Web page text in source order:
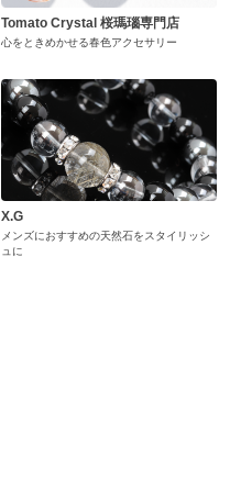
Tomato Crystal 桜瑪瑙専門店
心をときめかせる春色アクセサリー
X.G
メンズにおすすめの天然石をスタイリッシ
ュに